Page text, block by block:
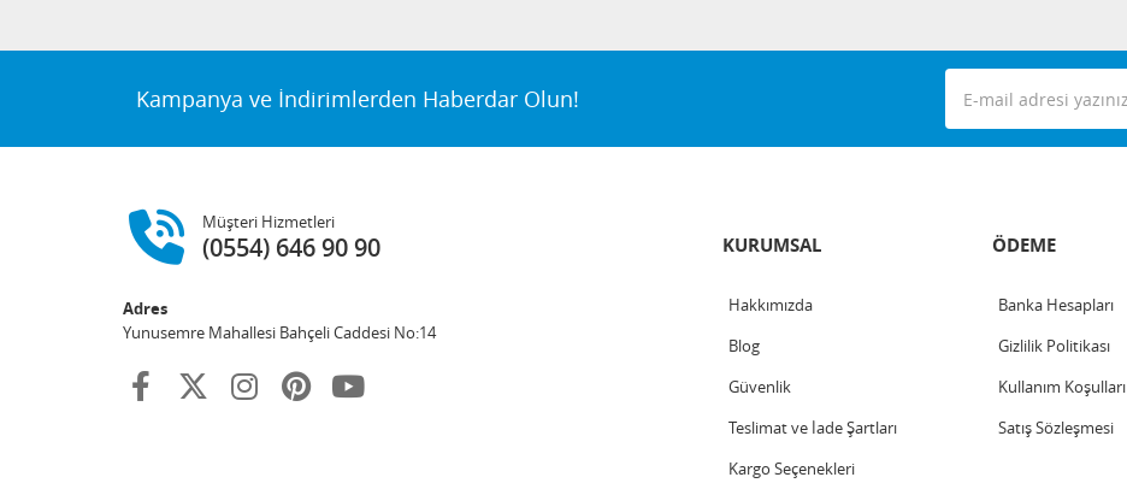
Kampanya ve İndirimlerden Haberdar Olun!
Müşteri Hizmetleri
(0554) 646 90 90
Adres
Yunusemre Mahallesi Bahçeli Caddesi No:14
KURUMSAL
Hakkımızda
Blog
Güvenlik
Teslimat ve İade Şartları
Kargo Seçenekleri
ÖDEME
Banka Hesapları
Gizlilik Politikası
Kullanım Koşulları
Satış Sözleşmesi